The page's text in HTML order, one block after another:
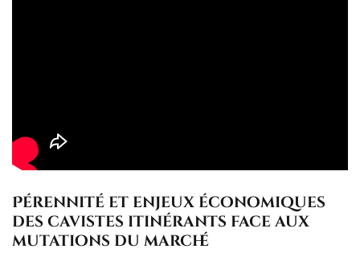
Pérennité et enjeux économiques
des cavistes itinérants face aux
mutations du marché